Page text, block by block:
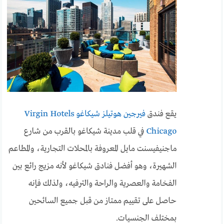
يقع فندق
فيرجين هوتيلز شيكاغو Virgin Hotels
Chicago في قلب مدينة شيكاغو بالقرب من شارع
ماجنيفيسنت مايل المعروفة بالمحلات التجارية، والمطاعم
الشهيرة، وهو أفضل فنادق شيكاغو لأنه مزيج رائع بين
الفخامة والعصرية والراحة والترفيه، ولذلك فإنه
حاصل على تقييم ممتاز من قبل جميع السائحين
بمختلف الجنسيات.